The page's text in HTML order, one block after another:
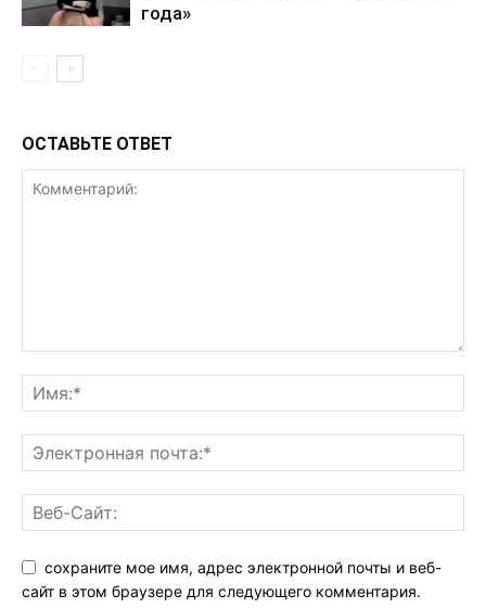
года»
ОСТАВЬТЕ ОТВЕТ
сохраните мое имя, адрес электронной почты и веб-
сайт в этом браузере для следующего комментария.